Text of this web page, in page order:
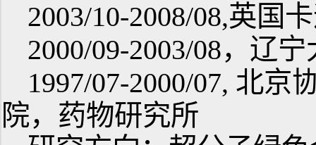
2003/10-2008/08,英国
2000/09-2003/08，辽
1997/07-2000/07, 北
院，药物研究所